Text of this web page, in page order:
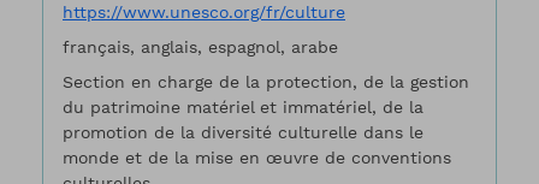
https://www.unesco.org/fr/culture
français, anglais, espagnol, arabe
Section en charge de la protection, de la gestion
du patrimoine matériel et immatériel, de la
promotion de la diversité culturelle dans le
monde et de la mise en œuvre de conventions